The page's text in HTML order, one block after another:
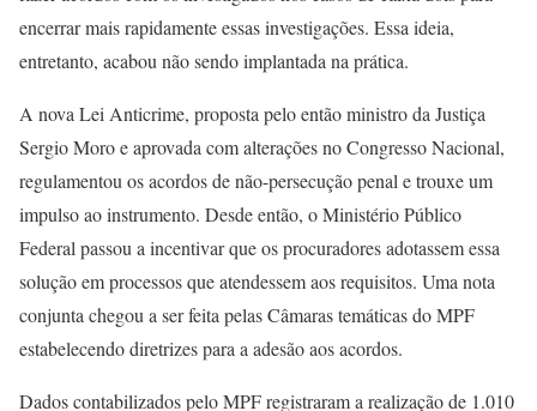
encerrar mais rapidamente essas investigações. Essa ideia,
entretanto, acabou não sendo implantada na prática.
A nova Lei Anticrime, proposta pelo então ministro da Justiça
Sergio Moro e aprovada com alterações no Congresso Nacional,
regulamentou os acordos de não-persecução penal e trouxe um
impulso ao instrumento. Desde então, o Ministério Público
Federal passou a incentivar que os procuradores adotassem essa
solução em processos que atendessem aos requisitos. Uma nota
conjunta chegou a ser feita pelas Câmaras temáticas do MPF
estabelecendo diretrizes para a adesão aos acordos.
Dados contabilizados pelo MPF registraram a realização de 1.010